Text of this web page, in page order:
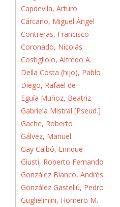
Capdevila, Arturo
Cárcano, Miguel Ángel
Contreras, Francisco
Coronado, Nicolás
Costigliolo, Alfredo A.
Della Costa (hijo), Pablo
Diego, Rafael de
Eguía Muñoz, Beatriz
Gabriela Mistral [Pseud.]
Gache, Roberto
Gálvez, Manuel
Gay Calbó, Enrique
Giusti, Roberto Fernando
González Blanco, Andrés
González Gastellú, Pedro
Guglielmini, Homero M.